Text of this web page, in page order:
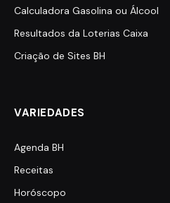
Calculadora Gasolina ou Álcool
Resultados da Loterias Caixa
Criação de Sites BH
VARIEDADES
Agenda BH
Receitas
Horóscopo